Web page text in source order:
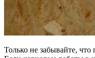
Только не забывайте, что